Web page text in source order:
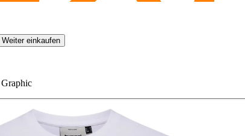
Weiter einkaufen